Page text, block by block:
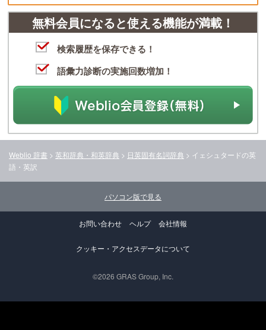
無料会員になると使える機能が満載！
検索履歴を保存できる！
語彙力診断の実施回数増加！
Weblio 辞書 > 英和辞典・和英辞典 > 日英固有名詞辞典 > イェシュタードの英
語・英訳
パソコン版で見る
お問い合わせ ヘルプ 会社情報
クッキー・アクセスデータについて
©2026 GRAS Group, Inc.